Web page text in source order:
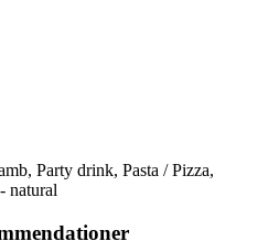
Party drink, Pasta / Pizza,
natural